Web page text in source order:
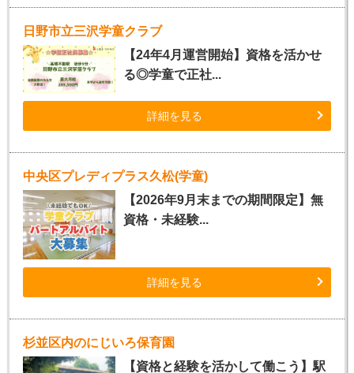
日野市立三沢学童クラブ
【24年4月運営開始】資格を活かせ
る◎学童で正社...
詳細を見る
中央区プレディプラス久松(学童)
【2026年9月末までの期間限定】無
資格・未経験...
詳細を見る
杉並区内のにじいろ保育園
【資格と経験を活かして働こう】駅